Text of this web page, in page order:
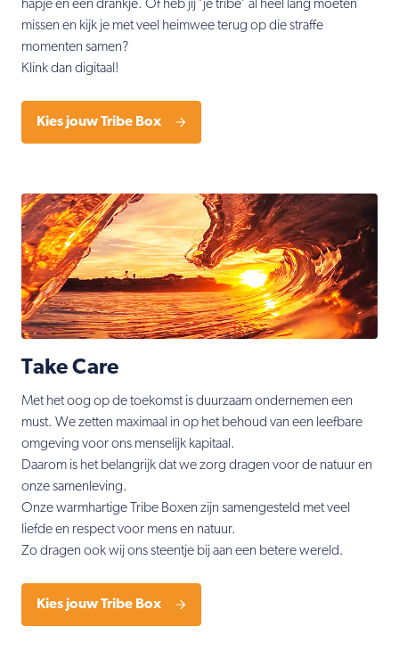
hapje en een drankje. Of heb jij ‘je tribe’ al heel lang moeten
missen en kijk je met veel heimwee terug op die straffe
momenten samen?
Klink dan digitaal!
Kies jouw Tribe Box
Take Care
Met het oog op de toekomst is duurzaam ondernemen een
must. We zetten maximaal in op het behoud van een leefbare
omgeving voor ons menselijk kapitaal.
Daarom is het belangrijk dat we zorg dragen voor de natuur en
onze samenleving.
Onze warmhartige Tribe Boxen zijn samengesteld met veel
liefde en respect voor mens en natuur.
Zo dragen ook wij ons steentje bij aan een betere wereld.
Kies jouw Tribe Box